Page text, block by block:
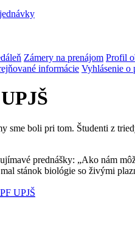
Zámery na prenájom Profil
informácie Vyhlásenie o
sme boli pri tom. Študenti z
prednášky: „Ako nám
stánok biológie so živými
PF UPJŠ